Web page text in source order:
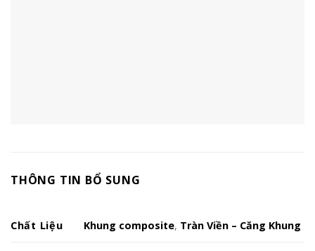
THÔNG TIN BỔ SUNG
Chất Liệu Khung composite, Tràn Viền – Căng Khung